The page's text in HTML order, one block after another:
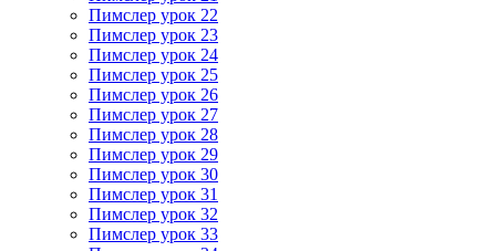
Пимслер урок 22
Пимслер урок 23
Пимслер урок 24
Пимслер урок 25
Пимслер урок 26
Пимслер урок 27
Пимслер урок 28
Пимслер урок 29
Пимслер урок 30
Пимслер урок 31
Пимслер урок 32
Пимслер урок 33